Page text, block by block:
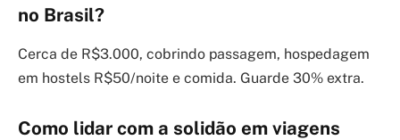
no Brasil?
Cerca de R$3.000, cobrindo passagem, hospedagem
em hostels R$50/noite e comida. Guarde 30% extra.
Como lidar com a solidão em viagens